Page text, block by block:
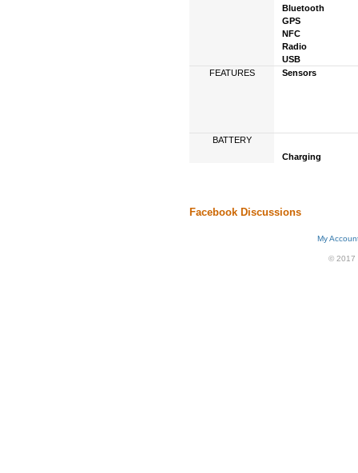
Bluetooth
GPS
NFC
Radio
USB
FEATURES
Sensors
BATTERY
Charging
Facebook Discussions
My
© 2017